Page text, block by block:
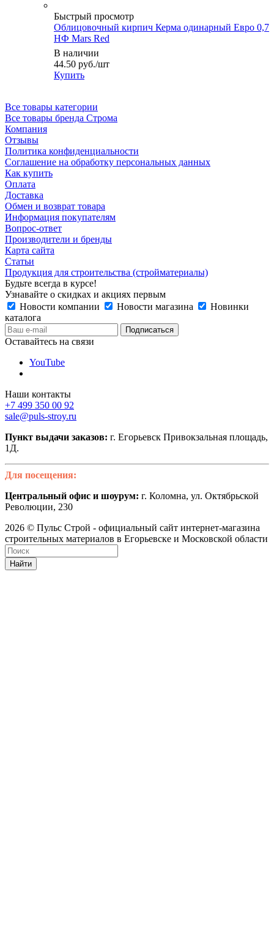
Быстрый просмотр
Облицовочный кирпич Керма одинарный Евро 0,7
НФ Mars Red
В наличии
44.50 руб./шт
Купить
Все товары категории
Все товары бренда Строма
Компания
Отзывы
Политика конфиденциальности
Соглашение на обработку персональных данных
Как купить
Оплата
Доставка
Обмен и возврат товара
Информация покупателям
Вопрос-ответ
Производители и бренды
Карта сайта
Статьи
Продукция для строительства (стройматериалы)
Будьте всегда в курсе!
Узнавайте о скидках и акциях первым
Новости компании
Новости магазина
Новинки
каталога
Оставайтесь на связи
YouTube
Наши контакты
+7 499 350 00 92
sale@puls-stroy.ru
Пункт выдачи заказов: г. Егорьевск Привокзальная площадь,
1Д.
Для посещения:
Центральный офис и шоурум: г. Коломна, ул. Октябрьской
Революции, 230
2026 © Пульс Строй - официальный сайт интернет-магазина
строительных материалов в Егорьевске и Московской области
Найти